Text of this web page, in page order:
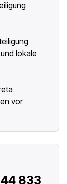
lokale
vor
833